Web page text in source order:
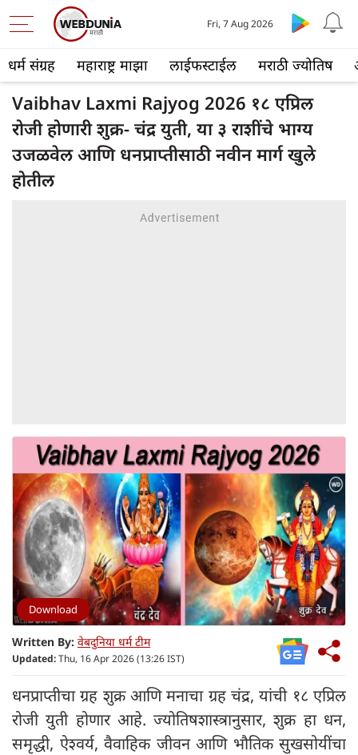
धर्म संग्रह महाराष्ट्र माझा लाईफस्टाईल मराठी ज्योतिष
Fri, 7 Aug 2026
Vaibhav Laxmi Rajyog 2026 १८ एप्रिल
रोजी होणारी शुक्र- चंद्र युती, या ३ राशींचे भाग्य
उजळवेल आणि धनप्राप्तीसाठी नवीन मार्ग खुले
होतील
Download
Written By: वेबदुनिया धर्म टीम
Updated:Thu, 16 Apr 2026 (13:26 IST)
धनप्राप्तीचा ग्रह शुक्र आणि मनाचा ग्रह चंद्र, यांची १८ एप्रिल
रोजी युती होणार आहे. ज्योतिषशास्त्रानुसार, शुक्र हा धन,
समृद्धी, ऐश्वर्य, वैवाहिक जीवन आणि भौतिक सुखसोयींचा